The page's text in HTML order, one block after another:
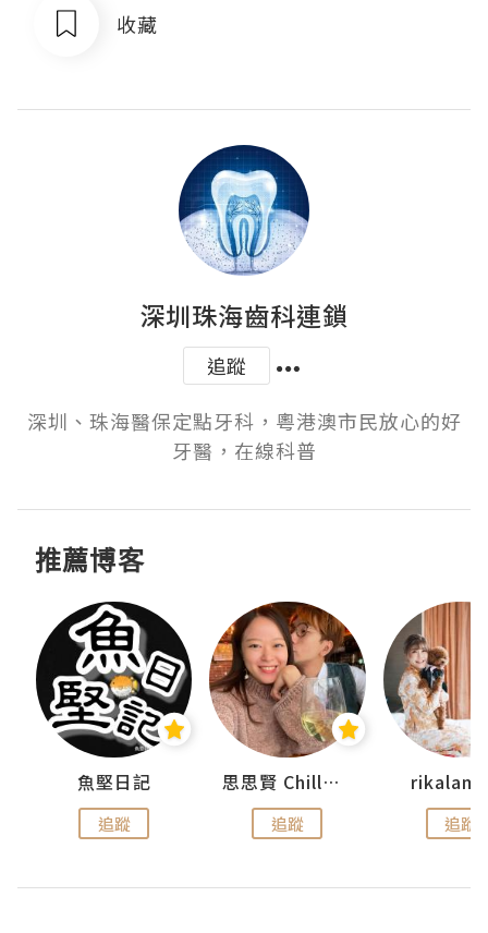
收藏
深圳珠海齒科連鎖
追蹤
深圳、珠海醫保定點牙科，粵港澳市民放心的好
推薦博客
魚堅日記
追蹤
思思賢 ChillMyBabe
追蹤 追蹤